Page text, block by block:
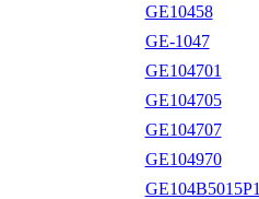
GE10458
GE-1047
GE104701
GE104705
GE104707
GE104970
GE104B5015P1